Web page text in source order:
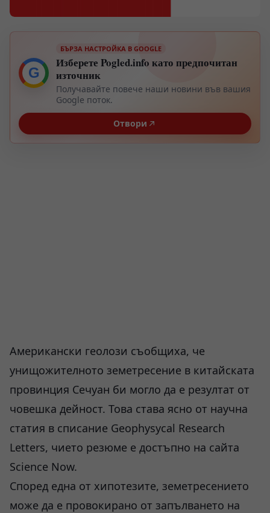
G
БЪРЗА НАСТРОЙКА В GOOGLE
Изберете Pogled.info като предпочитан
източник
Получавайте повече наши новини във вашия
Google поток.
Отвори
Американски геолози съобщиха, че
унищожителното земетресение в китайската
провинция Сечуан би могло да е резултат от
човешка дейност. Това става ясно от научна
статия в списание Geophysycal Research
Letters, чието резюме е достъпно на сайта
Science Now.
Според една от хипотезите, земетресението
може да е провокирано от запълването на